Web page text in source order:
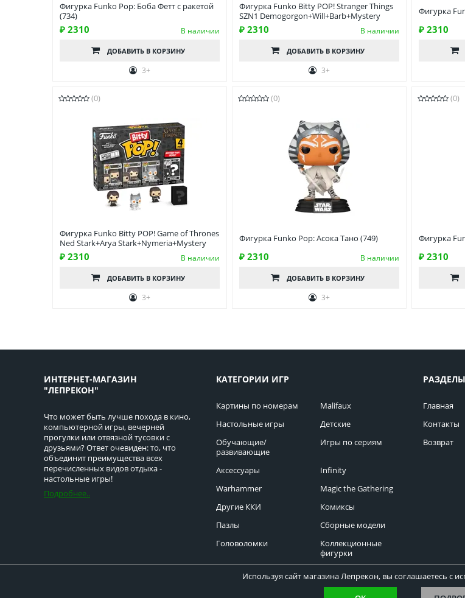
Фигурка Funko Pop: Боба Фетт с ракетой
(734)
₽ 2310 В наличии
ДОБАВИТЬ В КОРЗИНУ
3+
Фигурка Funko Bitty POP! Stranger Things
SZN1 Demogorgon+Will+Barb+Mystery
₽ 2310 В наличии
ДОБАВИТЬ В КОРЗИНУ
3+
Фигурка
₽ 2310
(0)
Фигурка Funko Bitty POP! Game of Thrones
Ned Stark+Arya Stark+Nymeria+Mystery
₽ 2310 В наличии
ДОБАВИТЬ В КОРЗИНУ
3+
(0)
Фигурка Funko Pop: Асока Тано (749)
₽ 2310 В наличии
ДОБАВИТЬ В КОРЗИНУ
3+
(0)
Фигурка
₽ 2310
ИНТЕРНЕТ-МАГАЗИН
"ЛЕПРЕКОН"
Что может быть лучше похода в кино,
компьютерной игры, вечерней
прогулки или отвязной тусовки с
друзьями? Ответ очевиден: то, что
объединит преимущества всех
перечисленных видов отдыха -
настольные игры!
Подробнее..
КАТЕГОРИИ ИГР
Картины по номерам
Malifaux
Настольные игры
Детские
Обучающие/
развивающие
Игры по сериям
Аксессуары
Infinity
Warhammer
Magic the Gathering
Другие ККИ
Комиксы
Пазлы
Сборные модели
Головоломки
Коллекционные
фигурки
Главная
Контакты
Возврат
Используя сайт магазина Лепрекон, вы соглашаетесь с